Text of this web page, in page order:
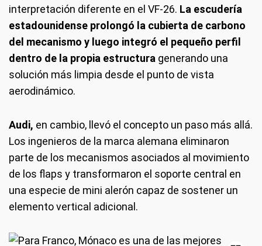
interpretación diferente en el VF-26. La escudería
estadounidense prolongó la cubierta de carbono
del mecanismo y luego integró el pequeño perfil
dentro de la propia estructura generando una
solución más limpia desde el punto de vista
aerodinámico.
Audi, en cambio, llevó el concepto un paso más allá.
Los ingenieros de la marca alemana eliminaron
parte de los mecanismos asociados al movimiento
de los flaps y transformaron el soporte central en
una especie de mini alerón capaz de sostener un
elemento vertical adicional.